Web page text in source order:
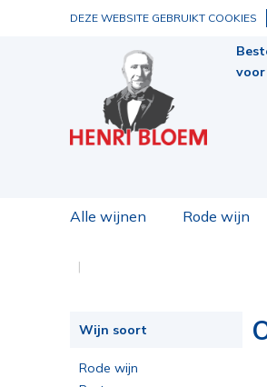
DEZE WEBSITE GEBRUIKT COOKIES
Alle wijnen Rode wijn
Wijn soort
Rode wijn